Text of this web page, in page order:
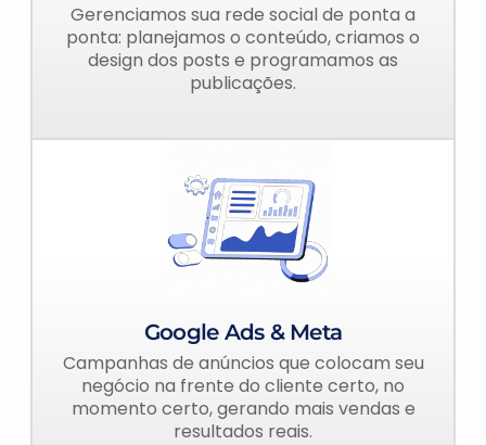
Gerenciamos sua rede social de ponta a
ponta: planejamos o conteúdo, criamos o
design dos posts e programamos as
publicações.
Google Ads & Meta
Campanhas de anúncios que colocam seu
negócio na frente do cliente certo, no
momento certo, gerando mais vendas e
resultados reais.